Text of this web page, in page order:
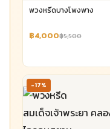
พวงหรีดบางโพงพาง
฿4,000฿5,500
-17%